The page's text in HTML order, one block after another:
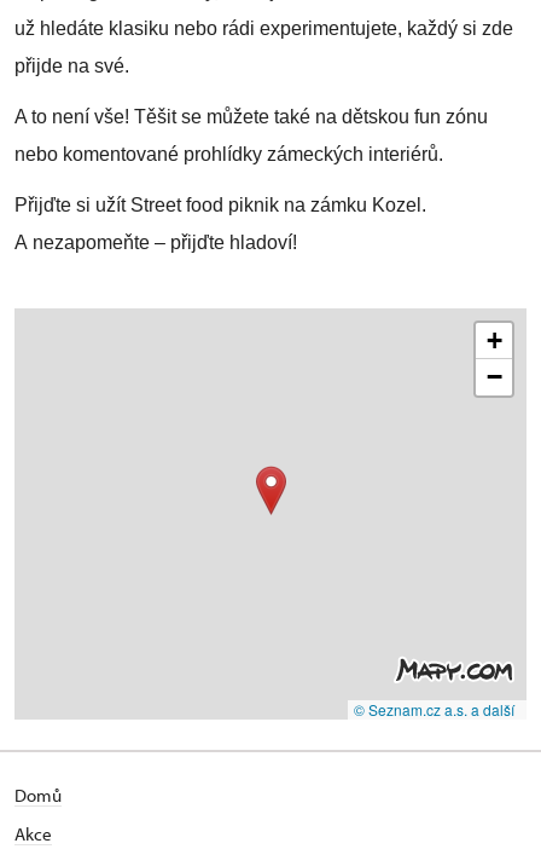
už hledáte klasiku nebo rádi experimentujete, každý si zde
přijde na své.
A to není vše! Těšit se můžete také na dětskou fun zónu
nebo komentované prohlídky zámeckých interiérů.
Přijďte si užít Street food piknik na zámku Kozel.
A nezapomeňte – přijďte hladoví!
+
−
© Seznam.cz a.s. a další
Domů
Akce